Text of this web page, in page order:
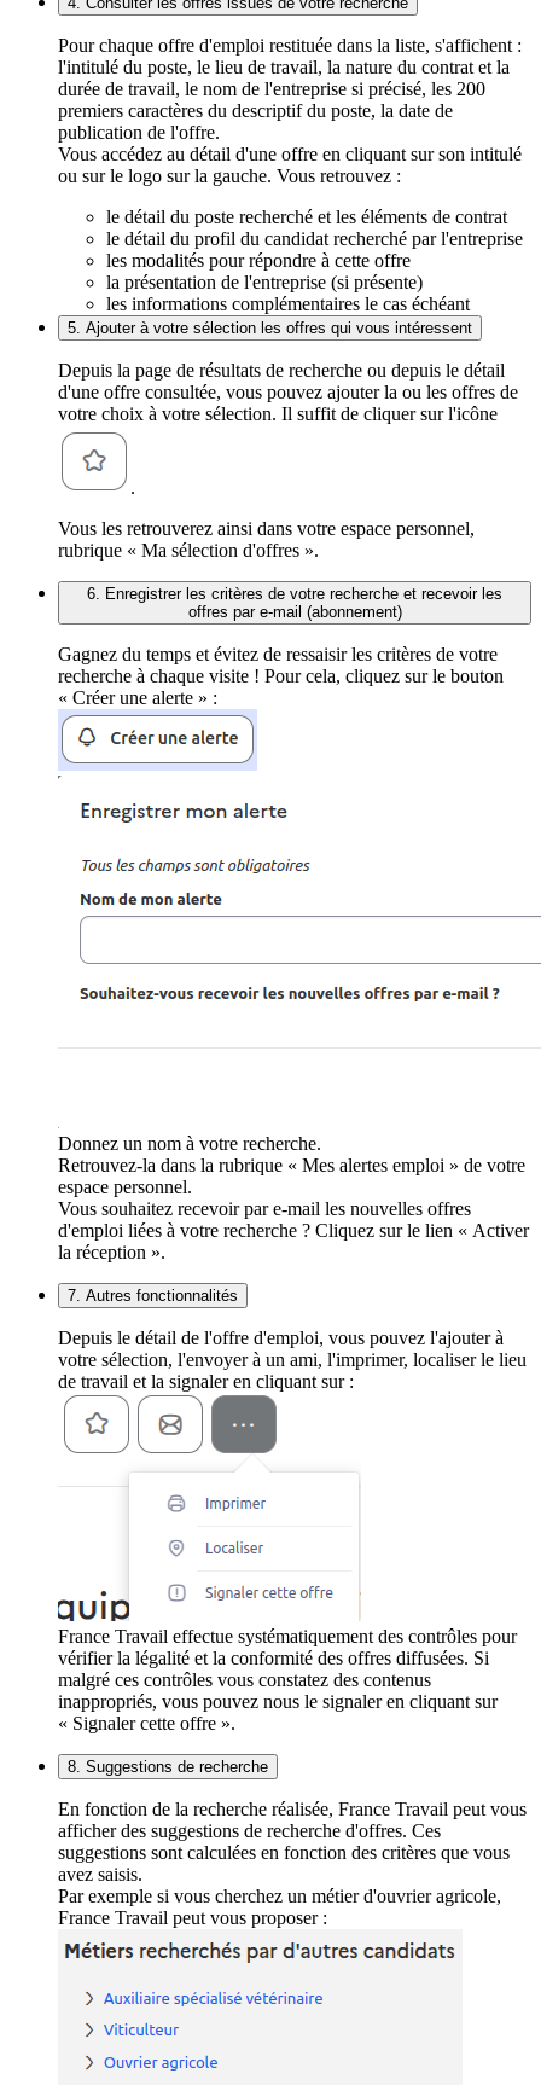
Pour chaque offre d'emploi restituée dans la liste, s'affichent :
l'intitulé du poste, le lieu de travail, la nature du contrat et la
durée de travail, le nom de l'entreprise si précisé, les 200
premiers caractères du descriptif du poste, la date de
publication de l'offre.
Vous accédez au détail d'une offre en cliquant sur son intitulé
ou sur le logo sur la gauche. Vous retrouvez :
le détail du poste recherché et les éléments de contrat
le détail du profil du candidat recherché par l'entreprise
les modalités pour répondre à cette offre
la présentation de l'entreprise (si présente)
les informations complémentaires le cas échéant
5. Ajouter à votre sélection les offres qui vous intéressent
Depuis la page de résultats de recherche ou depuis le détail
d'une offre consultée, vous pouvez ajouter la ou les offres de
votre choix à votre sélection. Il suffit de cliquer sur l'icône
.
Vous les retrouverez ainsi dans votre espace personnel,
rubrique « Ma sélection d'offres ».
6. Enregistrer les critères de votre recherche et recevoir les
offres par e-mail (abonnement)
Gagnez du temps et évitez de ressaisir les critères de votre
recherche à chaque visite ! Pour cela, cliquez sur le bouton
« Créer une alerte » :
Donnez un nom à votre recherche.
Retrouvez-la dans la rubrique « Mes alertes emploi » de votre
espace personnel.
Vous souhaitez recevoir par e-mail les nouvelles offres
d'emploi liées à votre recherche ? Cliquez sur le lien « Activer
la réception ».
7. Autres fonctionnalités
Depuis le détail de l'offre d'emploi, vous pouvez l'ajouter à
votre sélection, l'envoyer à un ami, l'imprimer, localiser le lieu
de travail et la signaler en cliquant sur :
France Travail effectue systématiquement des contrôles pour
vérifier la légalité et la conformité des offres diffusées. Si
malgré ces contrôles vous constatez des contenus
inappropriés, vous pouvez nous le signaler en cliquant sur
« Signaler cette offre ».
8. Suggestions de recherche
En fonction de la recherche réalisée, France Travail peut vous
afficher des suggestions de recherche d'offres. Ces
suggestions sont calculées en fonction des critères que vous
avez saisis.
Par exemple si vous cherchez un métier d'ouvrier agricole,
France Travail peut vous proposer :